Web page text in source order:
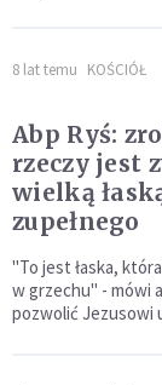
8 lat temu KOŚCIÓŁ
Abp Ryś:
rzeczy jest
wielką
zupełnego
"To jest łaska,
w grzechu" - mówi
pozwolić Jezusowi